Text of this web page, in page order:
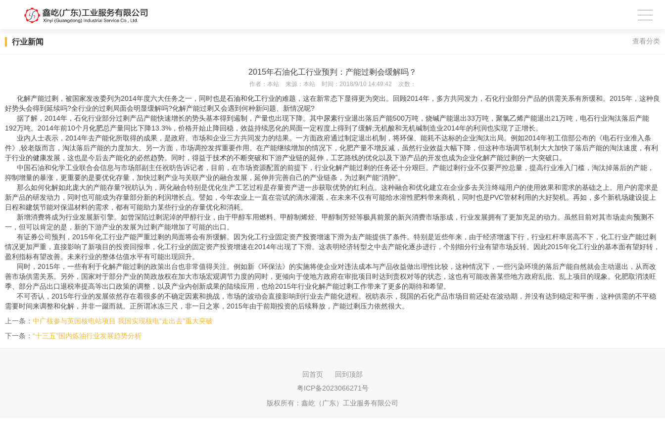
行业新闻 查看分类
2015年石油化工行业预判：产能过剩会缓解吗？
作者： 本站 来源： 本站 时间： 2018/9/10 14:49:42 次数：
化解产能过剩，被国家发改委列为2014年度六大任务之一，同时也是石油和化工行业的难题，这在新常态下显得更为突出。回顾2014年，多方共同发力，石化行业部分产品的供需关系有所缓和。2015年，这种良
好势头会得到延续吗?全行业的过剩局面会明显缓解吗?化解产能过剩又会遇到何种新问题、新情况呢?
据了解，2014年，石化行业部分过剩产品产能快速增长的势头基本得到遏制，产量也出现下降。其中 尿素行业退出落后产能500万吨，烧碱产能退出33万吨，聚氯乙烯产能退出21万吨，电石行业淘汰落后产能
192万吨。2014年前10个月化肥总产量同比下降13.3%，价格开始止降回稳，效益持续恶化的局面一定程度上得到了缓解;无机酸和无机碱制造业2014年的利润也实现了正增长。
业内人士表示，2014年去产能化所取得的成果，是政府、市场和企业三方共同发力的结果。一方面政府通过制定退出机制，将环保 、能耗不达标的企业淘汰出局。例如2014年初工信部公布的《电石行业准入条
件》,较老版而言，淘汰落后产能的力度加大。另一方面，市场调控发挥重要作用。在产能继续增加的情况下，化肥产量不增反减，虽然行业效益大幅下降，但这种市场调节机制大大加快了落后产能的淘汰速度，有利
于行业的健康发展，这也是今后去产能化的必然趋势。同时，得益于技术的不断突破和下游产业链的延伸，工艺路线的优化以及下游产品的开发也成为企业化解产能过剩的一大突破口。
中国石油和化学工业联合会信息与市场部副主任祝昉告诉记者，目前，在市场资源配置的前提下，行业化解产能过剩的任务还十分艰巨。产能过剩行业不仅要严控总量，提高行业准入门槛，淘汰掉落后的产能，
抑制增量的暴涨，更重要的是要优化存量，加快过剩产业与关联产业的融合发展，延伸并完善自己的产业链条，为过剩产能“消肿”。
那么如何化解如此庞大的产能存量?祝昉认为，两化融合特别是优化生产工艺过程是存量资产进一步获取优势的红利点。这种融合和优化建立在企业多去关注终端用户的使用效果和需求的基础之上。用户的需求是
新产品的研发动力，同时也可能成为存量部分新的利润增长点。譬如，今年农业 上一直在尝试的滴水灌溉，在未来不仅有可能给水溶性肥料带来商机，同时也是PVC管材利用的大好契机。再如，多个新机场建设提上
日程和建筑节能对保温材料的需求，都有可能助力某些行业的存量优化和消耗。
新增消费将成为行业发展新引擎。如曾深陷过剩泥淖的甲醇行业，由于甲醇车用燃料、甲醇制烯烃、甲醇制芳烃等极具前景的新兴消费市场形成，行业发展拥有了更加充足的动力。虽然目前对其市场走向预测不
一，但可以肯定的是，新的下游产业的发展为过剩产能增加了可能的出口。
有证券公司预判，2015年化工行业产能严重过剩的局面将会有所缓解。因为化工行业固定资产投资增速下滑为去产能提供了条件。特别是近些年来，由于经济增速下行，行业杠杆率居高不下，化工行业产能过剩
情况更加严重，直接影响了新项目的投资回报率，化工行业的固定资产投资增速在2014年出现了下滑。这表明经济转型之中去产能化逐步进行，个别细分行业有望市场反转。因此2015年化工行业的基本面有望好转，
盈利指标有望改善。未来行业的整体估值水平有可能出现回升。
同时，2015年，一些有利于化解产能过剩的政策出台也非常值得关注。例如新《环保法》的实施将使企业对违法成本与产品收益做出理性比较，这种情况下，一些污染环境的落后产能自然就会主动退出，从而改
善市场供需关系。另外，国家对于部分产业的简政放权在加大市场宏观调节力度的同时，更倾向于使地方政府在审批项目时达到责权对等的状态，这也有可能改善某些地方政府乱批、乱上项目的现象。化肥取消淡旺
季、部分产品出口退税率提高等出口政策的调整，以及产业内创新成果的陆续应用，也给2015年行业化解产能过剩工作带来了更多的期待和希望。
不可否认，2015年行业的发展依然存在着很多的不确定因素和挑战，市场的波动会直接影响到行业去产能化进程。祝昉表示，我国的石化产品市场目前还处在波动期，并没有达到稳定和平衡，这种供需的不平稳
需要时间来调整和化解，并非一蹴而就。正所谓冰冻三尺，非一日之寒，2015年由于前期投资的后续释放，产能过剩压力依然很大。
上一条： 中广核参与英国核电站项目 我国实现核电"走出去"重大突破
下一条： “十三五”国内炼油行业发展趋势分析
回首页
回到顶部
粤ICP备2023066271号
版权所有： 鑫屹（广东）工业服务有限公司